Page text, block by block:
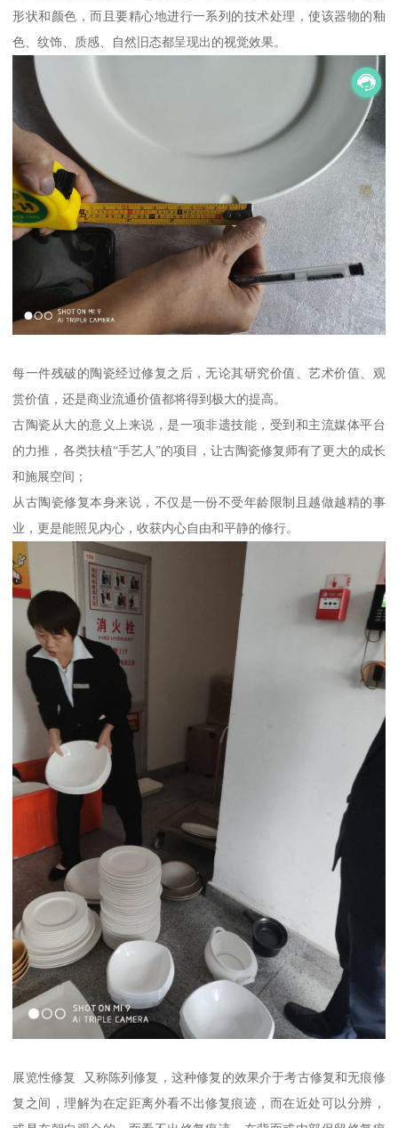
形状和颜色，而且要精心地进行一系列的技术处理，使该器物的釉
色、纹饰、质感、自然旧态都呈现出的视觉效果。
每一件残破的陶瓷经过修复之后，无论其研究价值、艺术价值、观
赏价值，还是商业流通价值都将得到极大的提高。
古陶瓷从大的意义上来说，是一项非遗技能，受到和主流媒体平台
的力推，各类扶植“手艺人”的项目，让古陶瓷修复师有了更大的成长
和施展空间；
从古陶瓷修复本身来说，不仅是一份不受年龄限制且越做越精的事
业，更是能照见内心，收获内心自由和平静的修行。
展览性修复 又称陈列修复，这种修复的效果介于考古修复和无痕修
复之间，理解为在定距离外看不出修复痕迹，而在近处可以分辨，